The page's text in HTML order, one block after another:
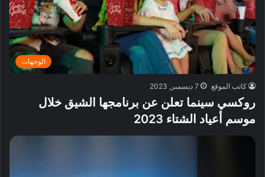
الوجهات
كاتب الموقع 7 ديسمبر, 2023
روكسي سينما تعلن عن برنامجها الشيق خلال
موسم أعياد الشتاء 2023